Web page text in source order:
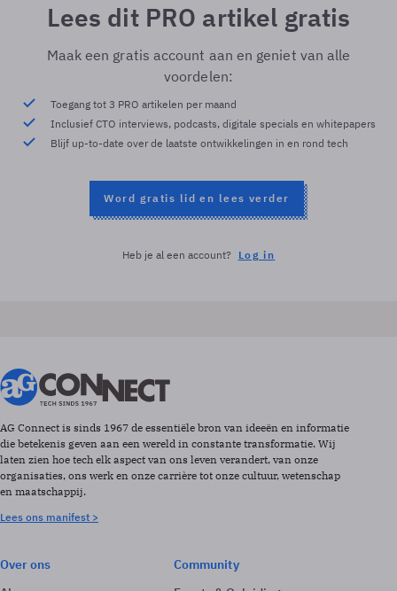
Lees dit PRO artikel gratis
Maak een gratis account aan en geniet van alle
voordelen:
Toegang tot 3 PRO artikelen per maand
Inclusief CTO interviews, podcasts, digitale specials en whitepapers
Blijf up-to-date over de laatste ontwikkelingen in en rond tech
Word gratis lid en lees verder
Heb je al een account? Log in
AG Connect is sinds 1967 de essentiële bron van ideeën en informatie
die betekenis geven aan een wereld in constante transformatie. Wij
laten zien hoe tech elk aspect van ons leven verandert, van onze
organisaties, ons werk en onze carrière tot onze cultuur, wetenschap
en maatschappij.
Lees ons manifest >
Over ons
Community